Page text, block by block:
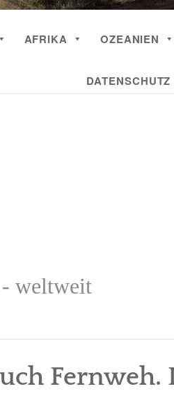
AFRIKA OZEANIEN
DATENSCHUTZ
weltweit
Fernweh.